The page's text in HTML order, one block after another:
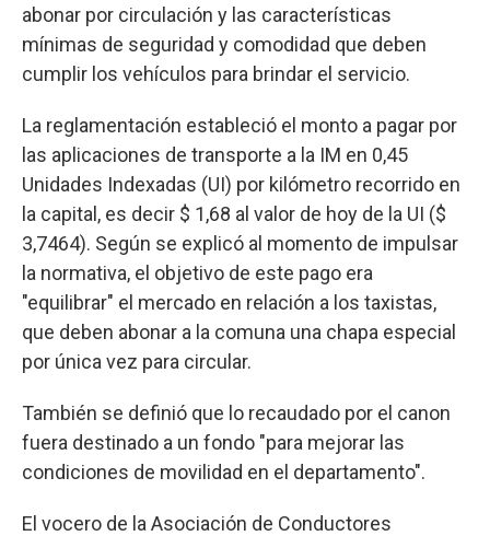
abonar por circulación y las características
mínimas de seguridad y comodidad que deben
cumplir los vehículos para brindar el servicio.
La reglamentación estableció el monto a pagar por
las aplicaciones de transporte a la IM en 0,45
Unidades Indexadas (UI) por kilómetro recorrido en
la capital, es decir $ 1,68 al valor de hoy de la UI ($
3,7464). Según se explicó al momento de impulsar
la normativa, el objetivo de este pago era
"equilibrar" el mercado en relación a los taxistas,
que deben abonar a la comuna una chapa especial
por única vez para circular.
También se definió que lo recaudado por el canon
fuera destinado a un fondo "para mejorar las
condiciones de movilidad en el departamento".
El vocero de la Asociación de Conductores